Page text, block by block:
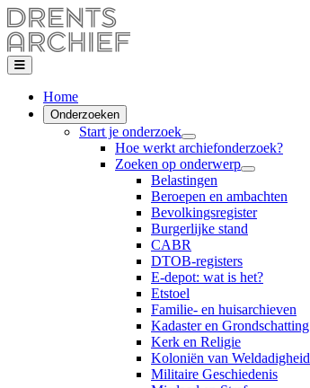
Home
Onderzoeken
Start je onderzoek
Hoe werkt archiefonderzoek?
Zoeken op onderwerp
Belastingen
Beroepen en ambachten
Bevolkingsregister
Burgerlijke stand
CABR
DTOB-registers
E-depot: wat is het?
Etstoel
Familie- en huisarchieven
Kadaster en Grondschatting
Kerk en Religie
Koloniën van Weldadigheid
Militaire Geschiedenis